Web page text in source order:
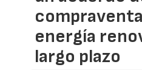
energía
largo plazo